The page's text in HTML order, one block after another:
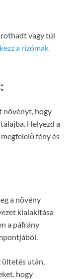
vagy túl
a rizómák
növényt, hogy
Helyezd a
fény és
a növény
kialakítása
a páfrány
után,
hogy